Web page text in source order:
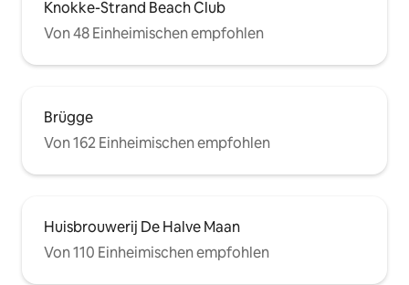
Knokke-Strand Beach Club
Von 48 Einheimischen empfohlen
Brügge
Von 162 Einheimischen empfohlen
Huisbrouwerij De Halve Maan
Von 110 Einheimischen empfohlen